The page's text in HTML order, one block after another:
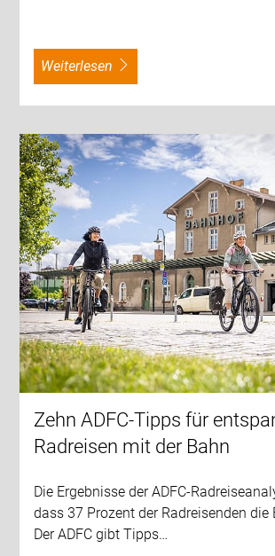
weiterlesen
Zehn ADFC-Tipps für
Radreisen mit der Bahn
Die Ergebnisse der ADFC-
dass 37 Prozent der Radreisenden die
Der ADFC gibt Tipps…